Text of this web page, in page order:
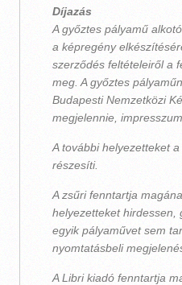
Díjazás
A győztes pályamű
a képregény
szerződés feltételeiről a
meg. A győztes
Budapesti Nemzetközi
megjelennie,
A további helyezetteket
részesíti.
A zsűri fenntartja
helyezetteket hirdessen,
egyik pályaművet sem
nyomtatásbeli
A Libri kiadó fenntartja